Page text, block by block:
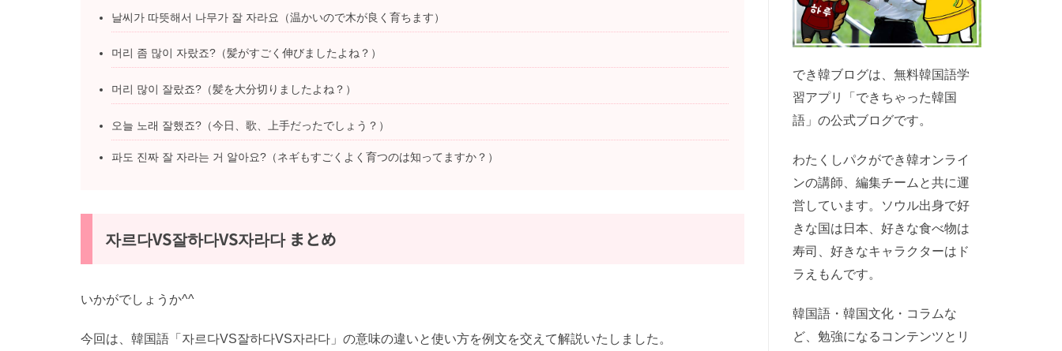
날씨가 따뜻해서 나무가 잘 자라요（温かいので木が良く育ちます）
머리 좀 많이 자랐죠?（髪がすごく伸びましたよね？）
머리 많이 잘랐죠?（髪を大分切りましたよね？）
오늘 노래 잘했죠?（今日、歌、上手だったでしょう？）
파도 진짜 잘 자라는 거 알아요?（ネギもすごくよく育つのは知ってますか？）
자르다VS잘하다VS자라다 まとめ
いかがでしょうか^^
今回は、韓国語「자르다VS잘하다VS자라다」の意味の違いと使い方を例文を交えて解説いたしました。
でき韓ブログは、無料韓国語学
習アプリ「できちゃった韓国
語」の公式ブログです。
わたくしパクができ韓オンライ
ンの講師、編集チームと共に運
営しています。ソウル出身で好
きな国は日本、好きな食べ物は
寿司、好きなキャラクターはド
ラえもんです。
韓国語・韓国文化・コラムな
ど、勉強になるコンテンツとリ